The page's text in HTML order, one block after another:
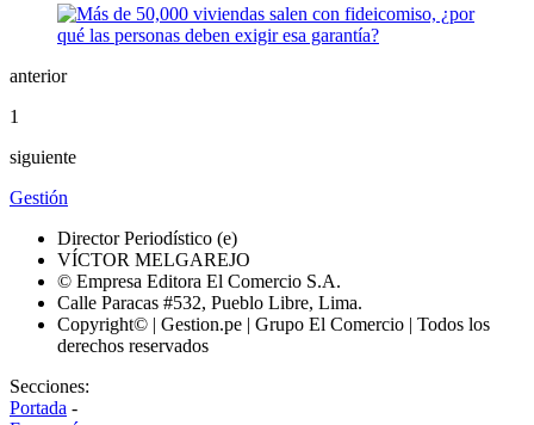
anterior
1
siguiente
Gestión
Director Periodístico (e)
VÍCTOR MELGAREJO
© Empresa Editora El Comercio S.A.
Calle Paracas #532, Pueblo Libre, Lima.
Copyright© | Gestion.pe | Grupo El Comercio | Todos los
derechos reservados
Secciones:
Portada -